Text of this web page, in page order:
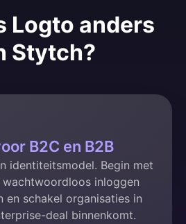
Logto anders
Stytch?
B2C en B2B
identiteitsmodel. Begin met
inloggen
en schakel organisaties in
deal binnenkomt.